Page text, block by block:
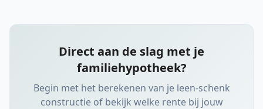
Direct aan de slag met je
familiehypotheek?
Begin met het berekenen van je leen-schenk
constructie of bekijk welke rente bij jouw